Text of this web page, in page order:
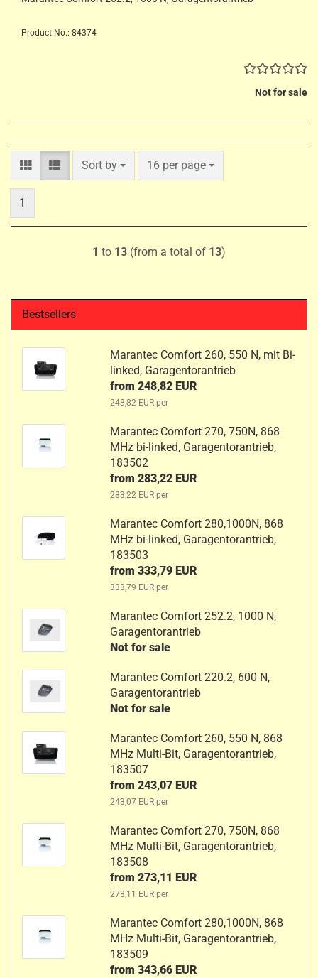
Product No.: 84374
Not for sale
Sort by
Sort by 16 per page
per page
1
1 to 13 (from a total of 13)
Bestsellers
Marantec Comfort 260, 550 N, mit Bi-
linked, Garagentorantrieb
from 248,82 EUR
248,82 EUR per
Marantec Comfort 270, 750N, 868
MHz bi-linked, Garagentorantrieb,
183502
from 283,22 EUR
283,22 EUR per
Marantec Comfort 280,1000N, 868
MHz bi-linked, Garagentorantrieb,
183503
from 333,79 EUR
333,79 EUR per
Marantec Comfort 252.2, 1000 N,
Garagentorantrieb
Not for sale
Marantec Comfort 220.2, 600 N,
Garagentorantrieb
Not for sale
Marantec Comfort 260, 550 N, 868
MHz Multi-Bit, Garagentorantrieb,
183507
from 243,07 EUR
243,07 EUR per
Marantec Comfort 270, 750N, 868
MHz Multi-Bit, Garagentorantrieb,
183508
from 273,11 EUR
273,11 EUR per
Marantec Comfort 280,1000N, 868
MHz Multi-Bit, Garagentorantrieb,
183509
from 343,66 EUR